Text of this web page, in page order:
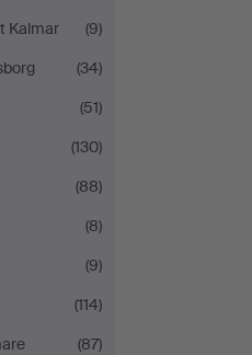
Kalmar
(9)
(34)
(51)
(130)
(88)
(8)
(9)
(114)
(87)